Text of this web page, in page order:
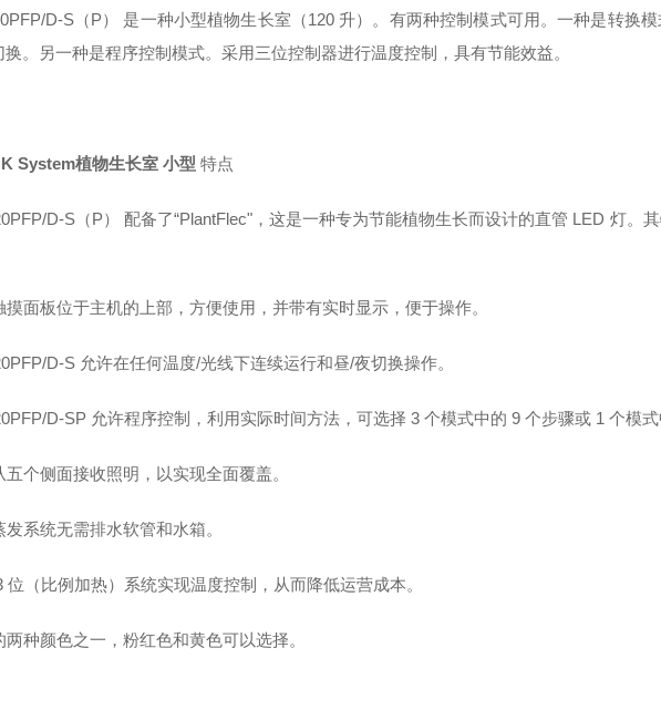
D-S（P） 是一种小型植物生长室（120 升）。有两种控制模式可用。一种是转换
换。另一种是程序控制模式。采用三位控制器进行温度控制，具有节能效益。
System植物生长室 小型 特点
D-S（P） 配备了“PlantFlec"，这是一种专为节能植物生长而设计的直管 LED 灯。
摸面板位于主机的上部，方便使用，并带有实时显示，便于操作。
D-S 允许在任何温度/光线下连续运行和昼/夜切换操作。
D-SP 允许程序控制，利用实际时间方法，可选择 3 个模式中的 9 个步骤或 1 个模式
五个侧面接收照明，以实现全面覆盖。
发系统无需排水软管和水箱。
位（比例加热）系统实现温度控制，从而降低运营成本。
两种颜色之一，粉红色和黄色可以选择。